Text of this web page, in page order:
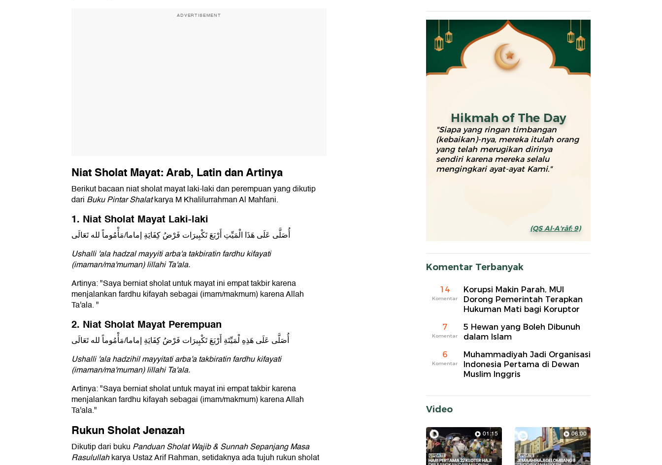
ADVERTISEMENT
Niat Sholat Mayat: Arab, Latin dan Artinya
Berikut bacaan niat sholat mayat laki-laki dan perempuan yang dikutip
dari Buku Pintar Shalatkarya M Khalilurrahman Al Mahfani.
1. Niat Sholat Mayat Laki-laki
أُصَلَّى عَلَى هَذَا الْمَيِّتِ أَرْبَعَ تَكْبِيرَات فَرْضُ كِفَايَةِ إماما/مَأْمُوماً لله تَعَالَى
Ushalli 'ala hadzal mayyiti arba'a takbiratin fardhu kifayati
(imaman/ma'muman) lillahi Ta'ala.
Artinya: "Saya berniat sholat untuk mayat ini empat takbir karena
menjalankan fardhu kifayah sebagai (imam/makmum) karena Allah
Ta'ala. "
2. Niat Sholat Mayat Perempuan
أُصَلَّى عَلَى هَذِهِ لْمَيِّتَةِ أَرْبَعَ تَكْبِيرَات فَرْضُ كِفَايَةِ إماما/مَأْمُوماً لله تَعَالَى
Ushalli 'ala hadzihil mayyitati arba'a takbiratin fardhu kifayati
(imaman/ma'muman) lillahi Ta'ala.
Artinya: "Saya berniat sholat untuk mayat ini empat takbir karena
menjalankan fardhu kifayah sebagai (imam/makmum) karena Allah
Ta'ala."
Rukun Sholat Jenazah
Dikutip dari buku Panduan Sholat Wajib & Sunnah Sepanjang Masa
Rasulullahkarya Ustaz Arif Rahman, setidaknya ada tujuh rukun sholat
Hikmah of The Day
"Siapa yang ringan timbangan
(kebaikan)-nya, mereka itulah orang
yang telah merugikan dirinya
sendiri karena mereka selalu
mengingkari ayat-ayat Kami."
(QS Al-A'rāf: 9)
Komentar Terbanyak
14
Komentar
Korupsi Makin Parah, MUI
Dorong Pemerintah Terapkan
Hukuman Mati bagi Koruptor
7
Komentar
5 Hewan yang Boleh Dibunuh
dalam Islam
6
Komentar
Muhammadiyah Jadi Organisasi
Indonesia Pertama di Dewan
Muslim Inggris
Video
01:15 06:00